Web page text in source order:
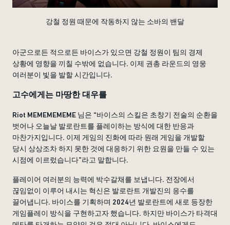
강철 정원 때문에 작동하지 않는 소바의 밴달
아군으로든 적으로든 바이스가 있으면 강철 정원이 팀의 경제
상황에 영향을 끼칠 수밖에 없습니다. 이제 권총 라운드의 영웅
여러분이 빛을 발할 시간입니다.
고수에게는 마땅한 대우를
Riot MEMEMEMEME 님은 “바이스의 스킬은 초창기 전술의 순환을
벗어나 오늘날 발로란트를 플레이하는 방식에 대한 반응과
마찬가지입니다. 이제 게임의 진화에 따라 원래 게임을 개발할
당시 상상조차 하지 못한 것에 대응하기 위한 요원을 만들 수 있는
시점에 이르렀습니다”라고 말합니다.
플레이어 여러분의 능력에 박수갈채를 보냅니다. 전장에서
끊임없이 이루어 내시는 혁신은 발로란트 개발진의 응수를
끌어냅니다. 바이스를 기획하며 2024년 발로란트에 새로 등장한
게임플레이 방식을 구현하고자 했습니다. 하지만 바이스가 타격대